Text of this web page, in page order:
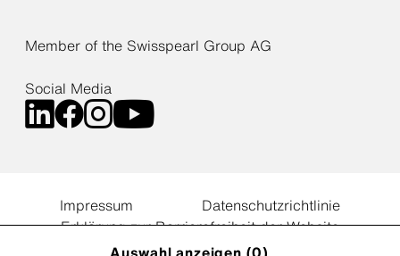
Member of the Swisspearl Group AG
Social Media
Impressum
Datenschutzrichtlinie
Erklärung zur Barrierefreiheit der Website
Cookie Einstellungen